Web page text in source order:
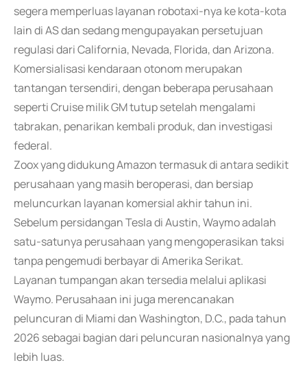
segera memperluas layanan robotaxi-nya ke kota-kota
lain di AS dan sedang mengupayakan persetujuan
regulasi dari California, Nevada, Florida, dan Arizona.
Komersialisasi kendaraan otonom merupakan
tantangan tersendiri, dengan beberapa perusahaan
seperti Cruise milik GM tutup setelah mengalami
tabrakan, penarikan kembali produk, dan investigasi
federal.
Zoox yang didukung Amazon termasuk di antara sedikit
perusahaan yang masih beroperasi, dan bersiap
meluncurkan layanan komersial akhir tahun ini.
Sebelum persidangan Tesla di Austin, Waymo adalah
satu-satunya perusahaan yang mengoperasikan taksi
tanpa pengemudi berbayar di Amerika Serikat.
Layanan tumpangan akan tersedia melalui aplikasi
Waymo. Perusahaan ini juga merencanakan
peluncuran di Miami dan Washington, D.C., pada tahun
2026 sebagai bagian dari peluncuran nasionalnya yang
lebih luas.